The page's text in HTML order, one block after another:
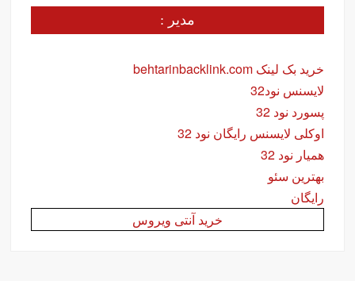
مدیر :
خرید بک لینک behtarinbacklink.com
لایسنس نود32
پسورد نود 32
اوکلی لایسنس رایگان نود 32
همیار نود 32
بهترین سئو
رایگان
خرید آنتی ویروس